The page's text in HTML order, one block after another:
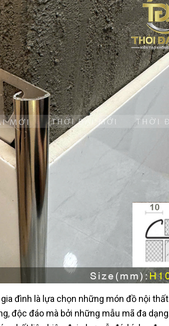
đình là lựa chọn những món đồ nội
độc đáo mà bởi những mẫu mã đa